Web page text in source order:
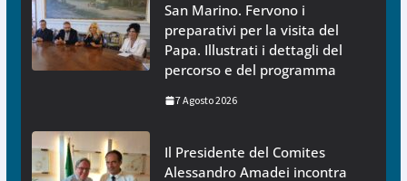
San Marino. Fervono i
preparativi per la visita del
Papa. Illustrati i dettagli del
percorso e del programma
7 Agosto 2026
Il Presidente del Comites
Alessandro Amadei incontra